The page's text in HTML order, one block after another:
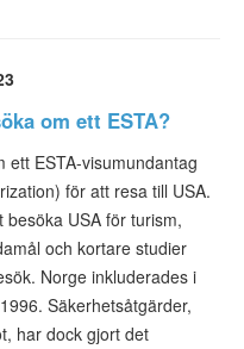
om ett ESTA?
ett ESTA-visumundantag
för att resa till USA.
besöka USA för turism,
och kortare studier
Norge inkluderades i
1996. Säkerhetsåtgärder,
har dock gjort det